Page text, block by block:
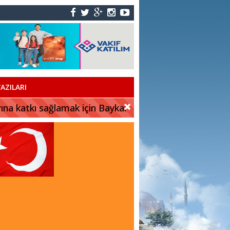
katkı sağlamak için Baykar